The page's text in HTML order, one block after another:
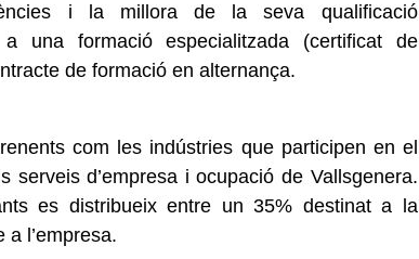
i la millora de la seva qualificació
a una formació especialitzada (certificat de
de formació en alternança.
com les indústries que participen en el
serveis d’empresa i ocupació de Vallsgenera.
es distribueix entre un 35% destinat a la
l’empresa.